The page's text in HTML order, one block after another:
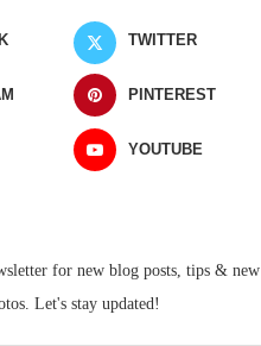
TWITTER
PINTEREST
YOUTUBE
for new blog posts, tips & new
Let's stay updated!